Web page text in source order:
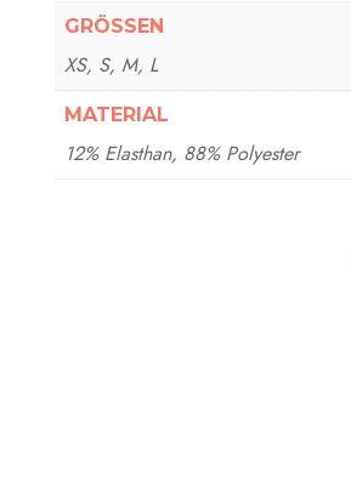
GRÖSSEN
XS, S, M, L
MATERIAL
12% Elasthan, 88% Polyester